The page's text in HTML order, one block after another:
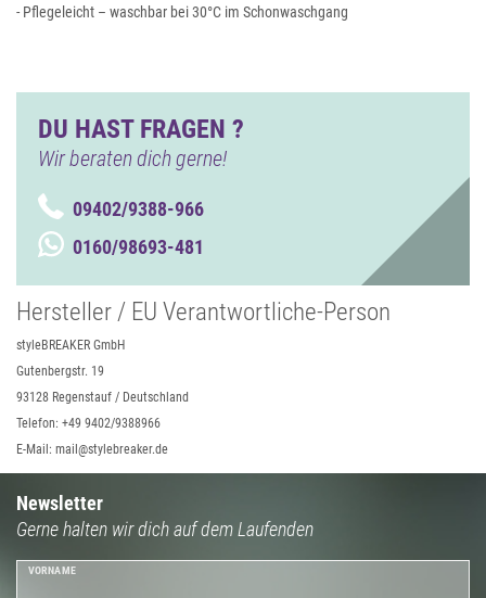
- Pflegeleicht – waschbar bei 30°C im Schonwaschgang
DU HAST FRAGEN ?
Wir beraten dich gerne!
09402/9388-966
0160/98693-481
Hersteller / EU Verantwortliche-Person
styleBREAKER GmbH
Gutenbergstr. 19
93128 Regenstauf / Deutschland
Telefon: +49 9402/9388966
E-Mail: mail@stylebreaker.de
Newsletter
Gerne halten wir dich auf dem Laufenden
VORNAME